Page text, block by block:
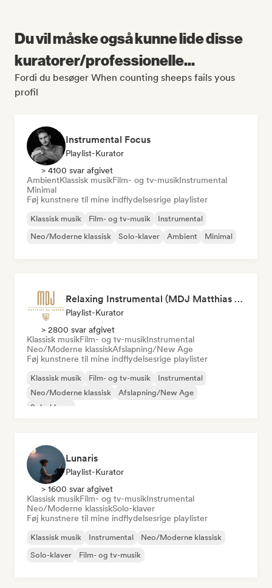
Du vil måske også kunne lide disse
kuratorer/professionelle...
Fordi du besøger When counting sheeps fails yous
profil
Instrumental Focus
Playlist-Kurator
> 4100 svar afgivet
AmbientKlassisk musikFilm- og tv-musikInstrumental
Minimal
Føj kunstnere til mine indflydelsesrige playlister
Klassisk musik Film- og tv-musik
Instrumental
Neo/Moderne klassisk
Solo-klaver Ambient Minimal
Relaxing Instrumental (MDJ Matthias De Jaeger)
Playlist-Kurator
> 2800 svar afgivet
Klassisk musikFilm- og tv-musikInstrumental
Neo/Moderne klassiskAfslapning/New Age
Føj kunstnere til mine indflydelsesrige playlister
Klassisk musik Film- og tv-musik
Instrumental
Neo/Moderne klassisk
Afslapning/New Age
Solo-klaver
Lunaris
Playlist-Kurator
> 1600 svar afgivet
Klassisk musikFilm- og tv-musikInstrumental
Neo/Moderne klassiskSolo-klaver
Føj kunstnere til mine indflydelsesrige playlister
Klassisk musik Instrumental
Neo/Moderne klassisk
Solo-klaver
Film- og tv-musik